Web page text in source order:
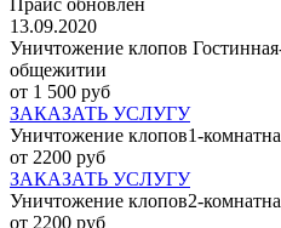
Прайс обновлен
13.09.2020
Уничтожение клопов
общежитии
от 1 500 руб
ЗАКАЗАТЬ УСЛУГУ
Уничтожение клопов1-
от 2200 руб
ЗАКАЗАТЬ УСЛУГУ
Уничтожение клопов2-
от 2200 руб